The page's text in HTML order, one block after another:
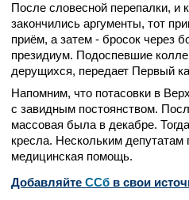
После словесной перепалки, и
закончились аргументы, тот
приём, а затем - бросок через
президиум. Подоспевшие
дерущихся, передает Первый
Напомним, что потасовки в
с завидным постоянством.
массовая была в декабре.
кресла. Нескольким депутатам
медицинская помощь.
Добавляйте CСб в свои